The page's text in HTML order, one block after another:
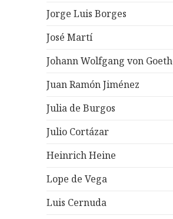
Jorge Luis Borges
José Martí
Johann Wolfgang von
Juan Ramón Jiménez
Julia de Burgos
Julio Cortázar
Heinrich Heine
Lope de Vega
Luis Cernuda